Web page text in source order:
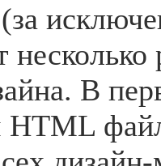
В
HTML